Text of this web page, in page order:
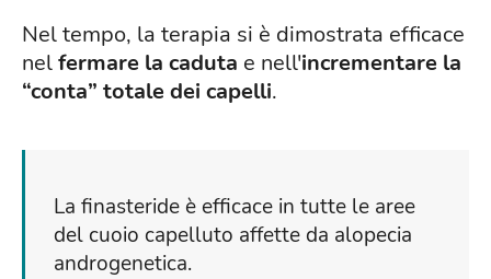
Nel tempo, la terapia si è dimostrata efficace
nelfermare la caduta e nell'incrementare la
“conta” totale dei capelli.
La finasteride è efficace in tutte le aree
del cuoio capelluto affette da alopecia
androgenetica.